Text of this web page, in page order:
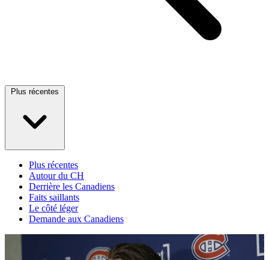
Plus récentes
Plus récentes
Autour du CH
Derrière les Canadiens
Faits saillants
Le côté léger
Demande aux Canadiens